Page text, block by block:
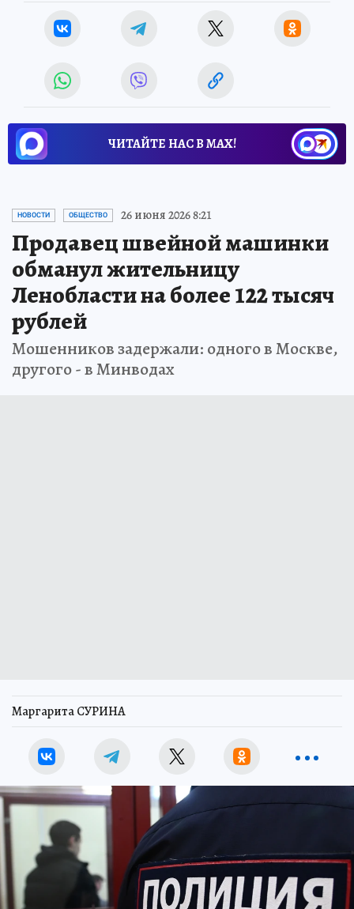
ЧИТАЙТЕ НАС В МАХ!
НОВОСТИ ОБЩЕСТВО 26 июня 2026 8:21
Продавец швейной машинки
обманул жительницу
Ленобласти на более 122 тысяч
рублей
Мошенников задержали: одного в Москве,
другого - в Минводах
Маргарита СУРИНА